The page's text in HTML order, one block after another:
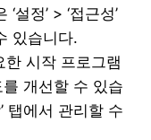
설정’ > ‘접근성’
있습니다.
한 시작 프로그램
개선할 수 있습
탭에서 관리할 수